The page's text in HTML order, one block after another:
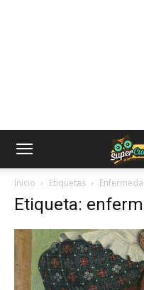
Inicio Etiquetas
Etiqueta: